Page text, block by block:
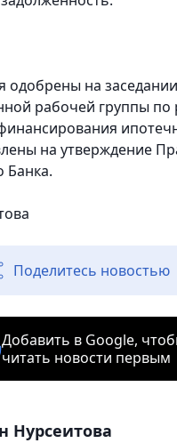
одобрены на заседании
рабочей группы по
на утверждение
Банка.
Поделитесь новостью
Добавить в Google,
читать новости первым
Нурсеитова